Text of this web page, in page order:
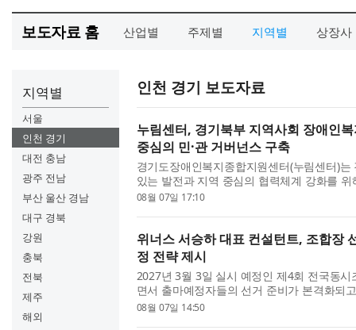
보도자료 홈 산업별 주제별 지역별 상장사
지역별
서울
인천 경기
대전 충남
광주 전남
부산 울산 경남
대구 경북
강원
충북
전북
제주
해외
인천 경기 보도자료
누림센터, 경기북부 지역사회 장애인
중심의 민·관 거버넌스 구축
경기도장애인복지종합지원센터(누림센터)
있는 발전과 지역 중심의 협력체계 강화를
비스 발전 협의체’(이하 협의체)를 추진한다.
08월 07일 17:10
위너스 서승하 대표 컨설턴트, 조합장
정 전략 제시
2027년 3월 3일 실시 예정인 제4회 전국동
면서 출마예정자들의 선거 준비가 본격화되
의 관계, 후보자의 평판, 조직력, 공약의 현
08월 07일 14:50